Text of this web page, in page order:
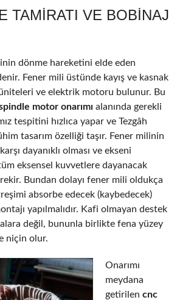
TAMIRATI VE BOBINAJ
dönme hareketini elde eden
Fener mili üstünde kayış ve kasnak
ve elektrik motoru bulunur. Bu
motor onarımı alanında gerekli
tespitini hızlıca yapar ve Tezgâh
tasarım özelliği taşır. Fener milinin
dayanıklı olması ve ekseni
eksensel kuvvetlere dayanacak
Bundan dolayı fener mili oldukça
absorbe edecek (kaybedecek)
yapılmalıdır. Kafi olmayan destek
değil, bununla birlikte fena yüzey
niçin olur.
Onarımı
meydana
getirilen cnc